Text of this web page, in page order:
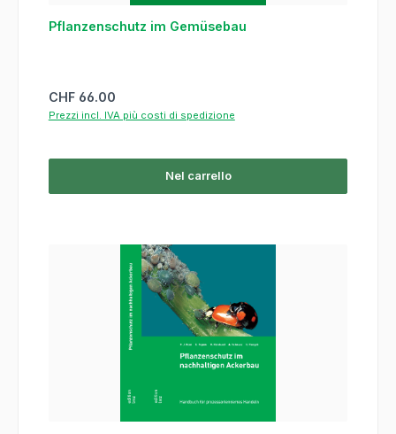
Pflanzenschutz im Gemüsebau
Prezzo normale:
CHF 66.00
Prezzi incl. IVA più costi di spedizione
Nel carrello